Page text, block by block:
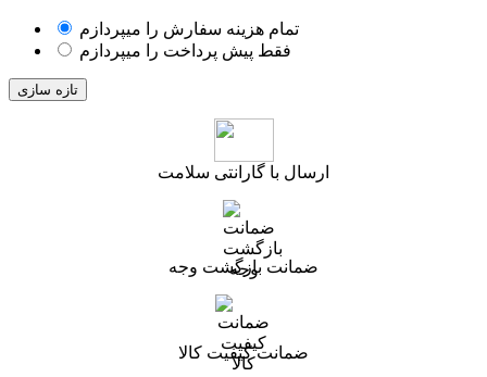
تمام هزینه سفارش را میپردازم
فقط پیش پرداخت را میپردازم
ارسال با گارانتی سلامت
ضمانت بازگشت وجه
ضمانت کیفیت کالا